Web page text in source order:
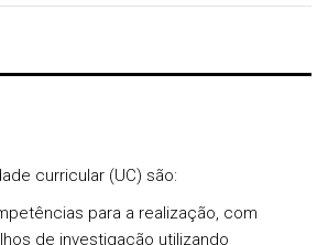
curricular (UC) são:
para a realização, com
de investigação utilizando